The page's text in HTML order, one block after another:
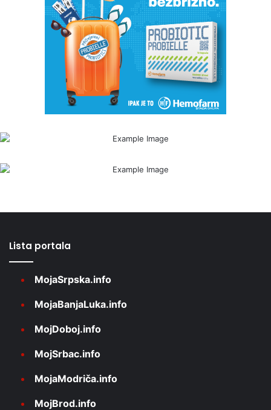
Lista portala
MojaSrpska.info
MojaBanjaLuka.info
MojDoboj.info
MojSrbac.info
MojaModriča.info
MojBrod.info